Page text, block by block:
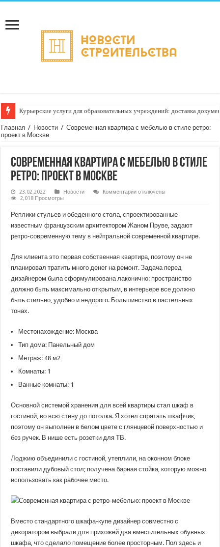
Курьерские услуги для образовательных учреждений: доставка
Главная / Новости / Современная квартира с мебелью в стиле ретро:
проект в Москве
Современная квартира с мебелью в стиле
ретро: проект в Москве
23.02.2022 Новости Комментариик
с
мебелью
в
стиле
в
Москве
отключены
2,018 Просмотры
Реплики стульев и обеденного стола, спроектированные
известным французским архитектором Жаном Пруве, задают
ретро-современную тему в нейтральной современной квартире.
Для клиента это первая собственная квартира, поэтому он не
планировал тратить много денег на ремонт. Задача перед
дизайнером была сформулирована лаконично: пространство
должно быть максимально открытым, в интерьере все должно
быть стильно, удобно и недорого. Большинство в пастельных
тонах.
Местонахождение: Москва
Тип дома: Панельный дом
Метраж: 48 м2
Комнаты: 1
Ванные комнаты: 1
Основной системой хранения для всей квартиры стал шкаф в
гостиной, во всю стену до потолка. Я хотел спрятать шкафчик,
поэтому он выполнен в белом цвете с глянцевой поверхностью и
без ручек. В нише есть розетки для ТВ.
Лоджию объединили с гостиной, утеплили, на оконном блоке
поставили дубовый стол; получена барная стойка, которую можно
использовать как рабочее место.
Вместо стандартного шкафа-купе дизайнер совместно с
декоратором выбрали для прихожей два вместительных обувных
шкафа, что сделало помещение более просторным. Пол здесь и